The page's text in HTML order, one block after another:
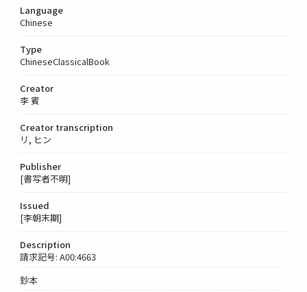
Language
Chinese
Type
ChineseClassicalBook
Creator
李 賓
Creator transcription
リ, ヒン
Publisher
[書写者不明]
Issued
[李朝末期]
Description
請求記号: A00:4663
鈔本